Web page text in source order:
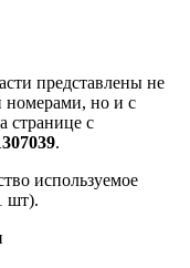
представлены не
номерами, но и с
странице с
.
используемое
шт).